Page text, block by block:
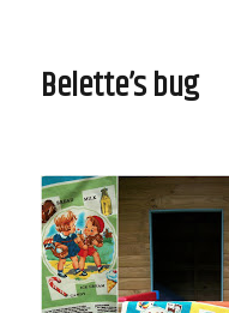
Belette’s bug